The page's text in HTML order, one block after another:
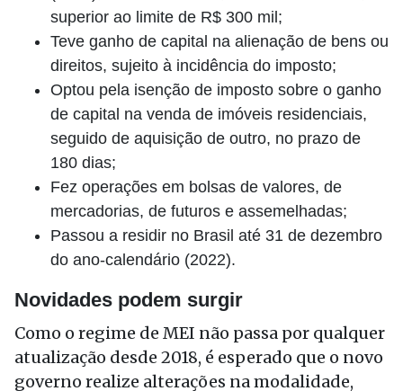
superior ao limite de R$ 300 mil;
Teve ganho de capital na alienação de bens ou
direitos, sujeito à incidência do imposto;
Optou pela isenção de imposto sobre o ganho
de capital na venda de imóveis residenciais,
seguido de aquisição de outro, no prazo de
180 dias;
Fez operações em bolsas de valores, de
mercadorias, de futuros e assemelhadas;
Passou a residir no Brasil até 31 de dezembro
do ano-calendário (2022).
Novidades podem surgir
Como o regime de MEI não passa por qualquer
atualização desde 2018, é esperado que o novo
governo realize alterações na modalidade,